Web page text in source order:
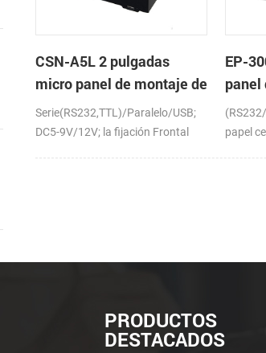
CSN-A5L 2 pulgadas
micro panel de montaje de
la impresora térmica de
recibos
Serie(RS232,TTL)/Paralelo/USB;
DC5-9V/12V; la fijación Frontal
EP-
panel
papel
PRODUCTOS
DESTACADOS